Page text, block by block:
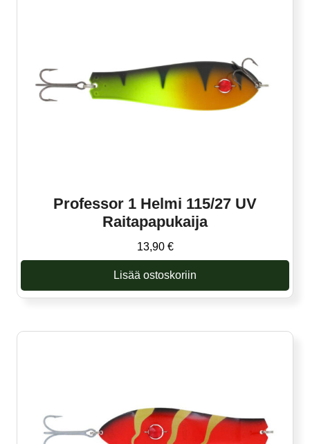
Professor 1 Helmi 115/27 UV
Raitapapukaija
13,90 €
Lisää ostoskoriin